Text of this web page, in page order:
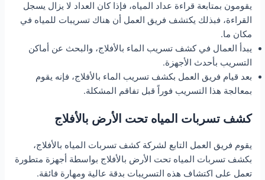
يقومون بمتابعة قراءة عداد المياه، فإذا كان العداد لا يزال يسجل
القراءة، فبذلك يكتشف فريق العمل أن هناك تسريبات للمياه في
مكان ما.
يبدأ العمال في كشف تسريب الماء بالأفلاج، والبحث عن أماكن
التسريب بأحدث الأجهزة.
بعد قيام فريق العمل بكشف تسريب الماء بالأفلاج، فإنه يقوم
بمعالجة هذا التسريب فوراً قبل تفاقم المشكلة.
كشف تسربات المياه تحت الأرض بالأفلاج
يقوم فريق العمل التابع لشركة كشف تسربات المياه بالأفلاج،
بكشف تسربات المياه تحت الأرض بالأفلاج بواسطة أجهزة متطورة
تعمل على اكتشاف هذه التسريبات بدقة عالية ومهارة فائقة.